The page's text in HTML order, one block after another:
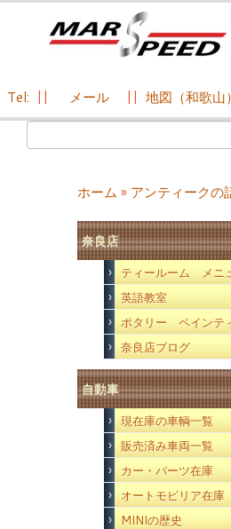
Tel: メール 地図（和歌山）
索:
ホーム » アンティークの
奈良店
ティールーム メニ
英語教室
ポタリー ペインテ
奈良店ブログ
自動車
現在庫の車輌一覧
販売済み車両一覧
カー・パーツ在庫
オートモビリア在庫
MINIの歴史